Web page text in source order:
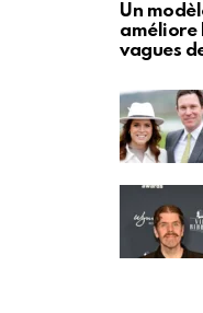
Un
améliore
vagues